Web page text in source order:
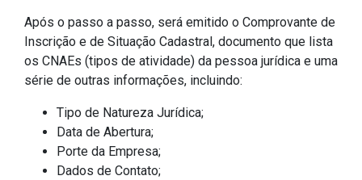
Após o passo a passo, será emitido o Comprovante de
Inscrição e de Situação Cadastral, documento que lista
os CNAEs (tipos de atividade) da pessoa jurídica e uma
série de outras informações, incluindo:
Tipo de Natureza Jurídica;
Data de Abertura;
Porte da Empresa;
Dados de Contato;